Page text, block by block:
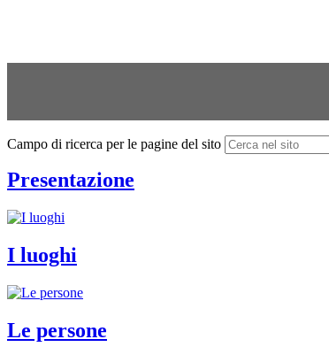
Campo di ricerca per le pagine del sito
Presentazione
I luoghi
Le persone